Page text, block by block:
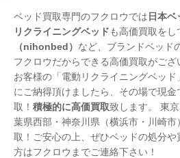
ベッド買取専門のフクロウでは 日本
リクライニングベッドも高価買取をし
（nihonbed） など、ブランドベッド
フクロウだからできる高価買取がご
お客様の「電動リクライニングベッ
にご納得頂けましたら、その場で現
取！ 積極的に高価買取致します。 東
葉県西部・神奈川県（横浜市・川崎
取！ご安心の上、ぜひベッドの処分
方はフクロウまでご連絡下さい！